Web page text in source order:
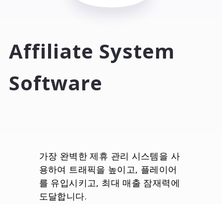
Affiliate System
Software
가장 완벽한 제휴 관리 시스템을 사
용하여 트래픽을 높이고, 플레이어
를 유입시키고, 최대 매출 잠재력에
도달합니다.